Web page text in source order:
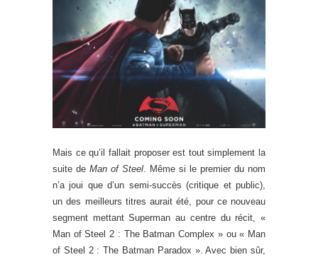
Mais ce qu’il fallait proposer est tout simplement la
suite de Man of Steel. Même si le premier du nom
n’a joui que d’un semi-succès (critique et public),
un des meilleurs titres aurait été, pour ce nouveau
segment mettant Superman au centre du récit, «
Man of Steel 2 : The Batman Complex » ou « Man
of Steel 2 : The Batman Paradox ». Avec bien sûr,